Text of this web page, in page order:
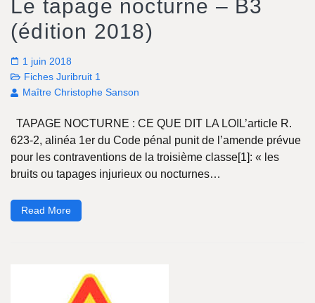
Le tapage nocturne – B3
(édition 2018)
1 juin 2018
Fiches Juribruit 1
Maître Christophe Sanson
TAPAGE NOCTURNE : CE QUE DIT LA LOIL’article R.
623-2, alinéa 1er du Code pénal punit de l’amende prévue
pour les contraventions de la troisième classe[1]: « les
bruits ou tapages injurieux ou nocturnes…
Read More